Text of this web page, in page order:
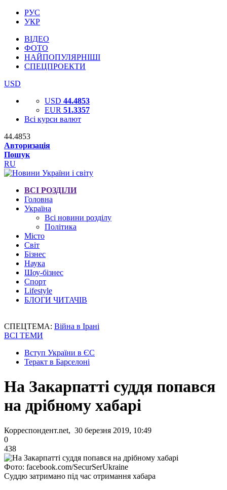
РУС
УКР
ВІДЕО
ФОТО
НАЙПОПУЛЯРНІШІ
СПЕЦПРОЕКТИ
USD
USD 44.4853
EUR 51.3357
Всі курси валют
44.4853
Авторизація
Пошук
RU
ВСІ РОЗДІЛИ
Головна
Україна
Всі новини розділу
Політика
Місто
Світ
Бізнес
Наука
Шоу-бізнес
Спорт
Lifestyle
БЛОГИ ЧИТАЧІВ
СПЕЦТЕМА: Війна в Ірані
ВСІ ТЕМИ
Вступ України в ЄС
Теракт в Барселоні
На Закарпатті суддя попався
на дрібному хабарі
Корреспондент.net, 30 березня 2019, 10:49
0
438
Фото: facebook.com/SecurSerUkraine
Суддю затримано під час отримання хабара